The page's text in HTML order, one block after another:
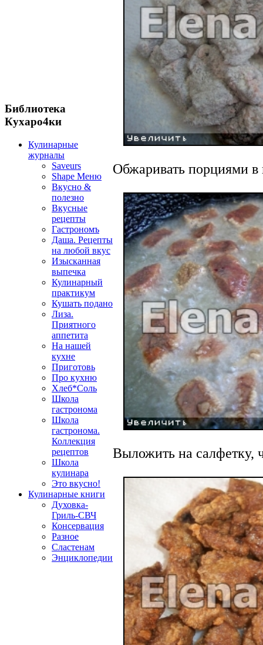
Библиотека
Кухаро4ки
Кулинарные
журналы
Saveurs
Shape Меню
Вкусно &
полезно
Вкусные
рецепты
Гастрономъ
Даша. Рецепты
на любой вкус
Изысканная
выпечка
Кулинарный
практикум
Кушать подано
Лиза.
Приятного
аппетита
На нашей
кухне
Приготовь
Про кухню
Хлеб*Соль
Школа
гастронома
Школа
гастронома.
Коллекция
рецептов
Школа
кулинара
Это вкусно!
Кулинарные книги
Духовка-
Гриль-СВЧ
Консервация
Разное
Сластенам
Энциклопедии
Обжаривать порциями
Выложить на салфетку,